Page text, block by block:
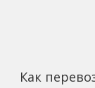
Как